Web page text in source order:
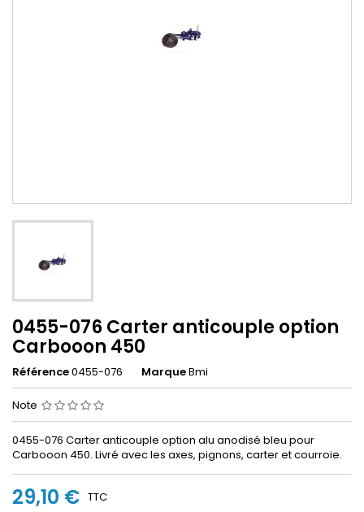
0455-076 Carter anticouple option
Carbooon 450
Référence0455-076 MarqueBmi
Note
0455-076 Carter anticouple option alu anodisé bleu pour
Carbooon 450. Livré avec les axes, pignons, carter et courroie.
29,10 € TTC